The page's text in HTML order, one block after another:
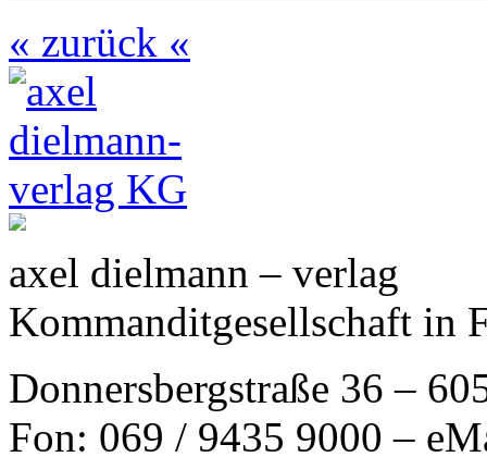
« zurück «
axel dielmann – verlag
Kommanditgesellschaft in
Donnersbergstraße 36 –
Fon: 069 / 9435 9000 –